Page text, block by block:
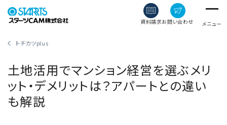
資料請求お問い合わせ メニュー
トチカツplus
土地活用でマンション経営を選ぶメリ
ット・デメリットは？アパートとの違い
も解説